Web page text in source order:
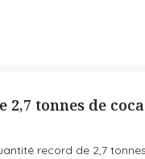
tonnes de
record de 2,7